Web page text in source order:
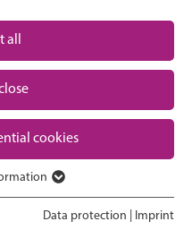
neonatales
a tu bebé
Inicio
Partner
Contact
cookies
Funktionen der
dass die Webseite
Data protection Imprint